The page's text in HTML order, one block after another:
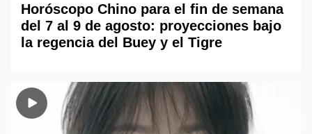
Horóscopo Chino para el fin de semana
del 7 al 9 de agosto: proyecciones bajo
la regencia del Buey y el Tigre